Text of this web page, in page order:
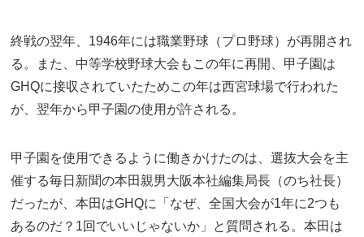
終戦の翌年、1946年には職業野球（プロ野球）が再開され
る。また、中等学校野球大会もこの年に再開、甲子園は
GHQに接収されていたためこの年は西宮球場で行われた
が、翌年から甲子園の使用が許される。
甲子園を使用できるように働きかけたのは、選抜大会を主
催する毎日新聞の本田親男大阪本社編集局長（のち社長）
だったが、本田はGHQに「なぜ、全国大会が1年に2つも
あるのだ？1回でいいじゃないか」と質問される。本田は